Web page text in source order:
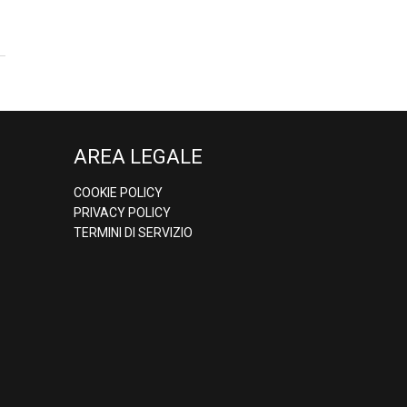
AREA LEGALE
COOKIE POLICY
PRIVACY POLICY
TERMINI DI SERVIZIO